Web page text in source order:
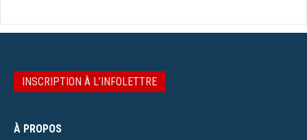
INSCRIPTION À L’INFOLETTRE
À PROPOS